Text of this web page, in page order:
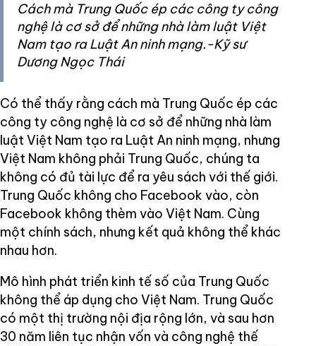
Cách mà Trung Quốc ép các công ty công
nghệ là cơ sở để những nhà làm luật Việt
Nam tạo ra Luật An ninh mạng.-Kỹ sư
Dương Ngọc Thái
Có thể thấy rằng cách mà Trung Quốc ép các
công ty công nghệ là cơ sở để những nhà làm
luật Việt Nam tạo ra Luật An ninh mạng, nhưng
Việt Nam không phải Trung Quốc, chúng ta
không có đủ tài lực để ra yêu sách với thế giới.
Trung Quốc không cho Facebook vào, còn
Facebook không thèm vào Việt Nam. Cùng
một chính sách, nhưng kết quả không thể khác
nhau hơn.
Mô hình phát triển kinh tế số của Trung Quốc
không thể áp dụng cho Việt Nam. Trung Quốc
có một thị trường nội địa rộng lớn, và sau hơn
30 năm liên tục nhận vốn và công nghệ thế